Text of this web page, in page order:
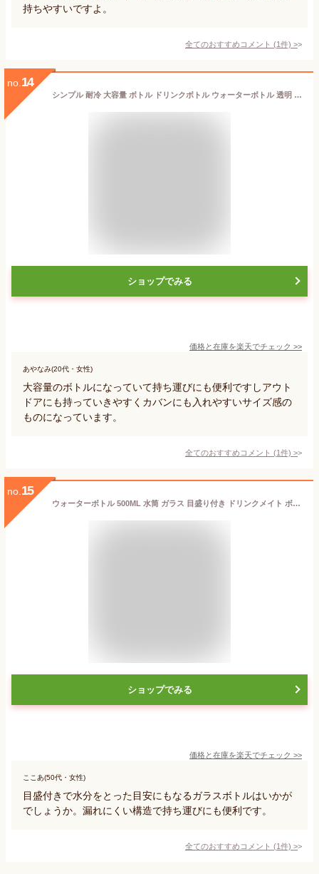
持ちやすいですよ。
全てのおすすめコメント (1件) >
no. 14
シンプル 耐冷 大容量 ボトル ドリンクボトル ウォーターボトル 透明 フィルター付き ガラス 水筒 断熱カバー付き おしゃれ 耐熱 480ml ガラス ボトル 直飲み 水 お茶 男女兼用 マイボトル 漏れ防止 軽量 持ち運び 仕事 おしゃれ 可愛い アウトドア 通勤 スポーツ 340ml
ショップでみる
価格と在庫を楽天でチェック >>
あやなみ(20代・女性)
大容量のボトルになっていて持ち運びにも便利ですしアウト
ドアにも持っていきやすくカバンにも入れやすいサイズ感の
ものになっています。
全てのおすすめコメント (1件) >
no. 15
ウォーターボトル 500ML 水筒 ガラス 目盛り付き ドリンクメイト ボトル ボトルホルダー ガラスボトル タイムマーカー 携帯便利 漏れ防止 子供 キッズ 直飲み 女の子 おしゃれ スポーツ かわいい 女子 大人 プラスチック スポーツボトル 部活 通学通勤
ショップでみる
価格と在庫を楽天でチェック >>
ここあ(50代・女性)
目盛付きで水分をとった目安にもなるガラスボトルはいかが
でしょうか。漏れにくい構造で持ち運びにも便利です。
全てのおすすめコメント (1件) >